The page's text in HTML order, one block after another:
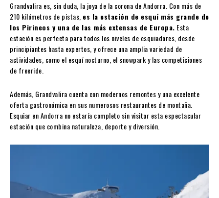
Grandvalira es, sin duda, la joya de la corona de Andorra. Con más de
210 kilómetros de pistas, es la estación de esquí más grande de
los Pirineos y una de las más extensas de Europa. Esta
estación es perfecta para todos los niveles de esquiadores, desde
principiantes hasta expertos, y ofrece una amplia variedad de
actividades, como el esquí nocturno, el snowpark y las competiciones
de freeride.
Además, Grandvalira cuenta con modernos remontes y una excelente
oferta gastronómica en sus numerosos restaurantes de montaña.
Esquiar en Andorra no estaría completo sin visitar esta espectacular
estación que combina naturaleza, deporte y diversión.